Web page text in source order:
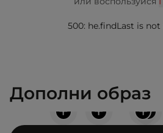
500: he.findLast is
Дополни образ
+
+ + +